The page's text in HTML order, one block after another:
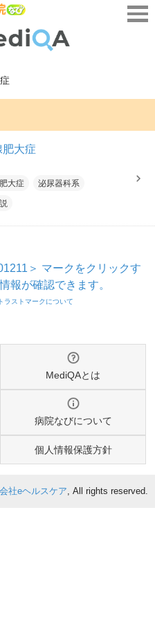
大症
大症 泌尿器科系
MediQAとは
病院なびについて
個人情報保護方針
社eヘルスケア , All rights reserved.